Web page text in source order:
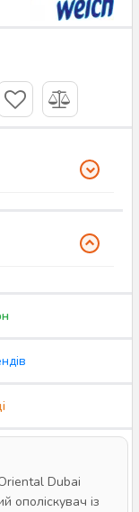
Dubai
ополіскувач із